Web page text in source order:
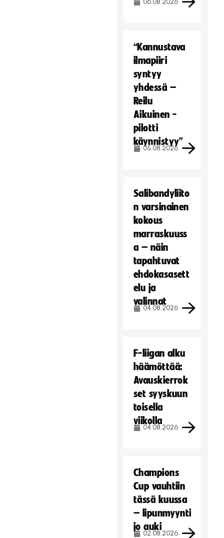
06.08.2026
“Kannustava
ilmapiiri
syntyy
yhdessä –
Reilu
Aikuinen -
pilotti
käynnistyy”
05.08.2026
Salibandyliito
n varsinainen
kokous
marraskuuss
a – näin
tapahtuvat
ehdokasasett
elu ja
valinnat
04.08.2026
F-liigan alku
häämöttää:
Avauskierrok
set syyskuun
toisella
viikolla
04.08.2026
Champions
Cup vauhtiin
tässä kuussa
– lipunmyynti
jo auki
02.08.2026